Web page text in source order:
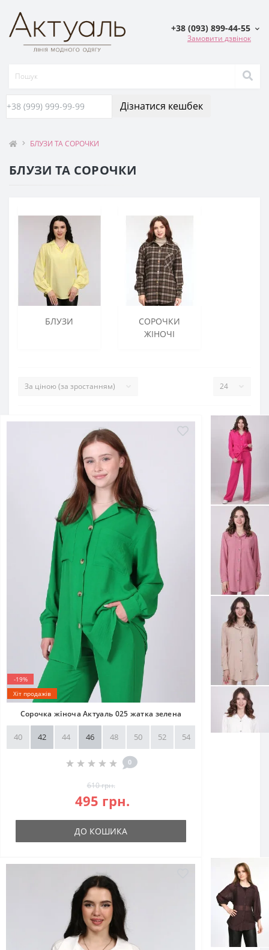
+38 (093) 899-44-55
Замовити дзвінок
Дізнатися кешбек
БЛУЗИ ТА СОРОЧКИ
БЛУЗИ ТА СОРОЧКИ
БЛУЗИ
СОРОЧКИ
ЖІНОЧІ
-19%
Хіт продажів
Сорочка жіноча Актуаль 025 жатка зелена
40 42 44 46 48 50 52 54
0
610 грн.
495 грн.
ДО КОШИКА